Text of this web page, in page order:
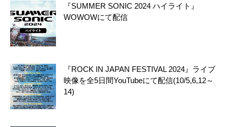
『SUMMER SONIC 2024 ハイライト』
WOWOWにて配信
『ROCK IN JAPAN FESTIVAL 2024』ライブ
映像を全5日間YouTubeにて配信(10/5,6,12～
14)